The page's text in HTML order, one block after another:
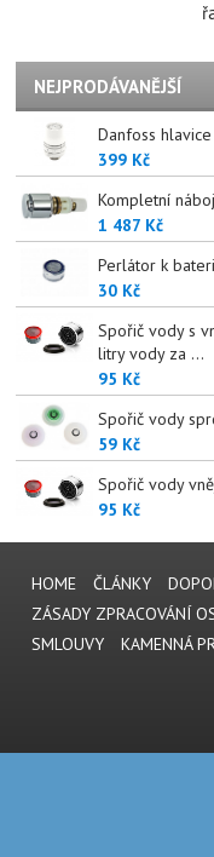
NEJPRODÁVANĚJŠÍ
Danfoss hlavice
399 Kč
Kompletní
1 487 Kč
Perlátor k
30 Kč
Spořič vody s
litry vody za ...
95 Kč
Spořič vody
59 Kč
Spořič vody
95 Kč
HOME ČLÁNKY
ZÁSADY ZPRACOVÁNÍ
SMLOUVY
KAMENNÁ